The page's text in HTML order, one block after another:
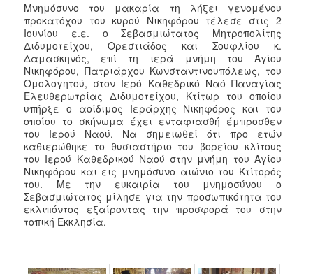
Μνημόσυνο του μακαρία τη λήξει γενομένου
προκατόχου του κυρού Νικηφόρου τέλεσε στις 2
Ιουνίου ε.ε. ο Σεβασμιώτατος Μητροπολίτης
Διδυμοτείχου, Ορεστιάδος και Σουφλίου κ.
Δαμασκηνός, επί τη ιερά μνήμη του Αγίου
Νικηφόρου, Πατριάρχου Κωνσταντινουπόλεως, του
Ομολογητού, στον Ιερό Καθεδρικό Ναό Παναγίας
Ελευθερωτρίας Διδυμοτείχου, Κτίτωρ του οποίου
υπήρξε ο αοίδιμος Ιεράρχης Νικηφόρος και του
οποίου το σκήνωμα έχει ενταφιασθή έμπροσθεν
του Ιερού Ναού. Να σημειωθεί ότι προ ετών
καθιερώθηκε το θυσιαστήριο του βορείου κλίτους
του Ιερού Καθεδρικού Ναού στην μνήμη του Αγίου
Νικηφόρου και εις μνημόσυνο αιώνιο του Κτίτορός
του. Με την ευκαιρία του μνημοσύνου ο
Σεβασμιώτατος μίλησε για την προσωπικότητα του
εκλιπόντος εξαίροντας την προσφορά του στην
τοπική Εκκλησία.